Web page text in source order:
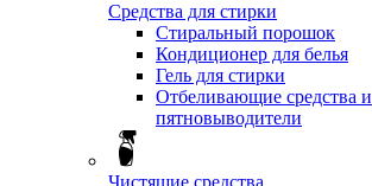
Средства для стирки
Стиральный порошок
Кондиционер для белья
Гель для стирки
Отбеливающие средства и
пятновыводители
Чистящие средства